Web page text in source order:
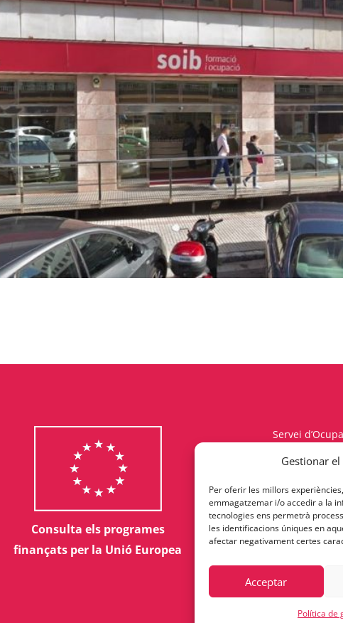
Gestionar
Per oferir les millors
emmagatzemar i/o accedir a la
tecnologies ens permetrà
les identificacions úniques en
afectar negativament certes
Acceptar
Política de
Consulta els programes
finançats per la Unió Europea
Servei
Carrer del